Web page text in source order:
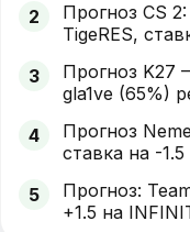
2
Прогноз CS
TigeRES,
3
Прогноз K27
gla1ve (65%)
4
Прогноз
ставка на -
5
Прогноз:
+1.5 на